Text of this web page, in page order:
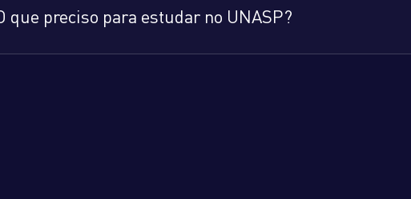
que preciso para estudar no UNASP?